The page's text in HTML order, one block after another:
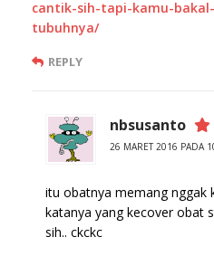
cantik-sih-tapi-kamu-
tubuhnya/
REPLY
nbsusanto
26 MARET 2016 PADA
itu obatnya memang nggak
katanya yang kecover obat
sih.. ckckc